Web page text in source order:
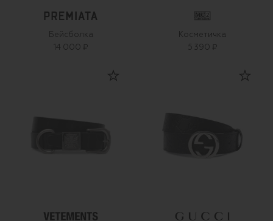
Бейсболка
14 000 ₽
Косметичка
5 390 ₽